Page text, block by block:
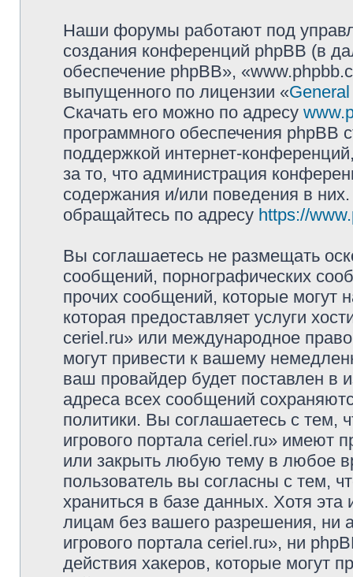
Наши форумы работают под
создания конференций phpBB (в
обеспечение phpBB»,
выпущенного по лицензии «
Скачать его можно по адресу
программного обеспечения phpBB
поддержкой интернет-
за то, что администрация
содержания и/или поведения в
обращайтесь по адресу https://
Вы соглашаетесь не размещать
сообщений, порнографических
прочих сообщений, которые могут
которая предоставляет услуги
ceriel.ru» или международное
могут привести к вашему
ваш провайдер будет поставлен в
адреса всех сообщений
политики. Вы соглашаетесь с
игрового портала ceriel.ru» имеют
или закрыть любую тему в любое
пользователь вы согласны с тем,
храниться в базе данных. Хотя
лицам без вашего разрешения, ни
игрового портала ceriel.ru», ни
действия хакеров, которые могут